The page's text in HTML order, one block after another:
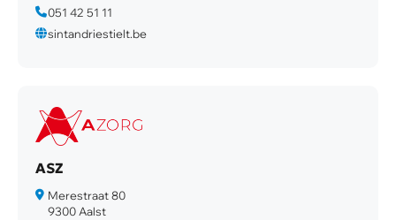
051 42 51 11
sintandriestielt.be
ASZ
Merestraat 80
9300 Aalst